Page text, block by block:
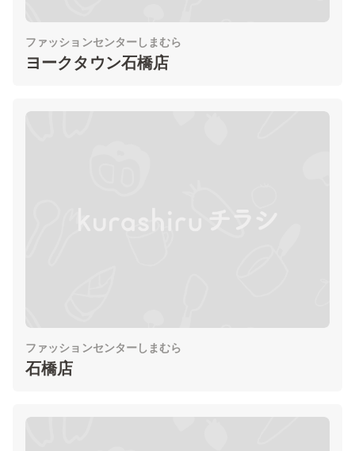
ファッションセンターしまむら
ヨークタウン石橋店
ファッションセンターしまむら
石橋店